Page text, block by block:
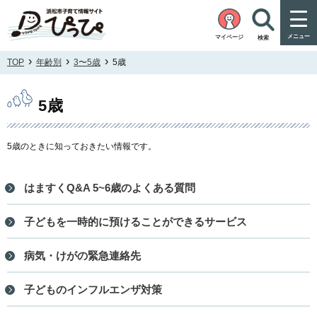
マイページ 検索 メニュー
TOP › 年齢別 › 3〜5歳 › 5歳
5歳
5歳のときに知っておきたい情報です。
はますくQ&A 5~6歳のよくある質問
子どもを一時的に預けることができるサービス
病気・けがの緊急連絡先
子どものインフルエンザ対策